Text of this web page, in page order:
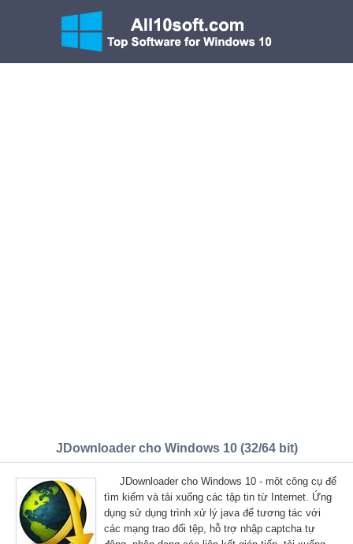
JDownloader cho Windows 10 (32/64 bit)
JDownloader cho Windows 10 - một công cụ để
tìm kiếm và tải xuống các tập tin từ Internet. Ứng
dụng sử dụng trình xử lý java để tương tác với
các mạng trao đổi tệp, hỗ trợ nhập captcha tự